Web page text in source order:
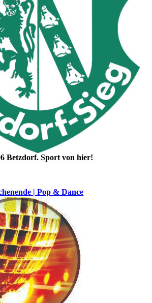
Betzdorf. Sport von hier!
| Pop & Dance